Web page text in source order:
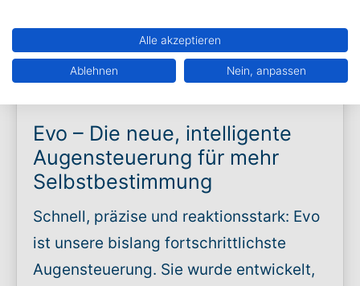
NEWS ,UNTERSTÜTZTE
KOMMUNIKATION |Veröffentlicht am
15.01.2026
Evo – Die neue, intelligente
Augensteuerung für mehr
Selbstbestimmung
Schnell, präzise und reaktionsstark: Evo
ist unsere bislang fortschrittlichste
Augensteuerung. Sie wurde entwickelt,
Alle akzeptieren
Ablehnen Nein, anpassen